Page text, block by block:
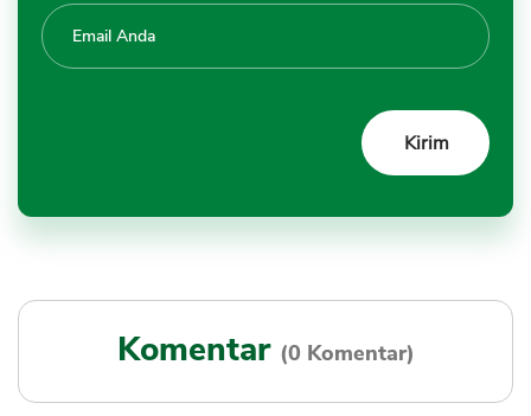
Komentar (0 Komentar)